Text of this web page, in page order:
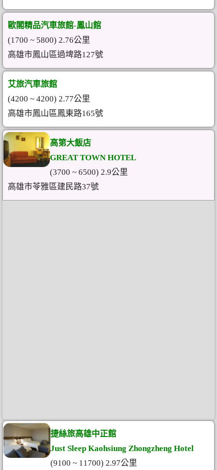
歐閣精品汽車旅館-鳳山館
(1700 ~ 5800) 2.76公里
高雄市鳳山區過埤路127號
艾旅汽車旅館
(4200 ~ 4200) 2.77公里
高雄市鳳山區鳳東路165號
高第大飯店
GREAT TOWN HOTEL
(3700 ~ 6500) 2.9公里
高雄市苓雅區建民路37號
捷絲旅高雄中正館
Just Sleep Kaohsiung Zhongzheng Hotel
(9100 ~ 11700) 2.97公里